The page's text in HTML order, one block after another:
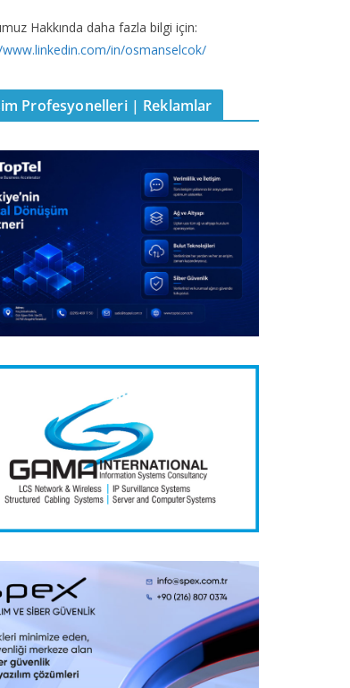
Hakkında daha fazla bilgi için:
in/osmanselcok/
Profesyonelleri | Reklamlar